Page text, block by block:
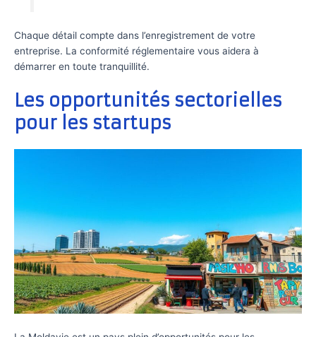
Chaque détail compte dans l’enregistrement de votre
entreprise. La conformité réglementaire vous aidera à
démarrer en toute tranquillité.
Les opportunités sectorielles
pour les startups